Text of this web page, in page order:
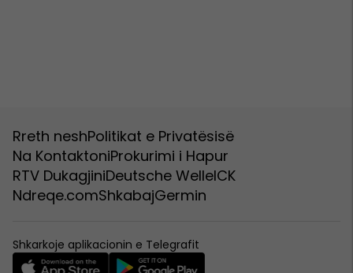
Rreth neshPolitikat e Privatësisë
Na KontaktoniProkurimi i Hapur
RTV DukagjiniDeutsche WelleICK
Ndreqe.comShkabajGermin
Shkarkoje aplikacionin e Telegrafit